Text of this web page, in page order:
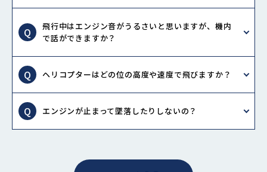
飛行中はエンジン音がうるさいと思いますが、機内
で話ができますか？
ヘリコプターはどの位の高度や速度で飛びますか？
エンジンが止まって墜落したりしないの？